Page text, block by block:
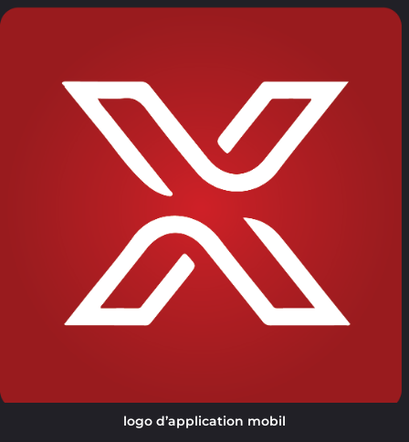
logo d’application mobil